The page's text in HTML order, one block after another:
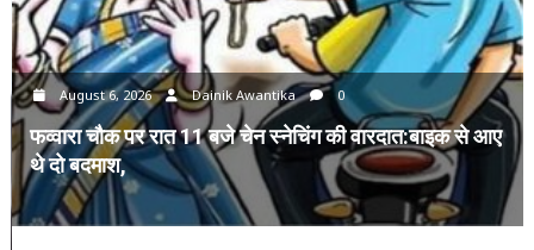
August 6, 2026 Dainik Awantika 0
फव्वारा चौक पर रात 11 बजे चेन स्नेचिंग की वारदात:बाइक से आए
थे दो बदमाश,